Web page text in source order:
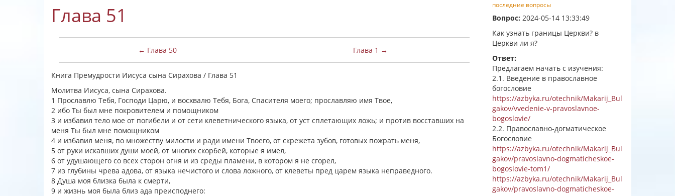
Глава 51
← Глава 50 Глава 1 →
Книга Премудрости Иисуса сына Сирахова / Глава 51
Молитва Иисуса, сына Сирахова.
1 Прославлю Тебя, Господи Царю, и восхвалю Тебя, Бога, Спасителя моего; прославляю имя Твое,
2 ибо Ты был мне покровителем и помощником
3 и избавил тело мое от погибели и от сети клеветнического языка, от уст сплетающих ложь; и против восставших на
меня Ты был мне помощником
4 и избавил меня, по множеству милости и ради имени Твоего, от скрежета зубов, готовых пожрать меня,
5 от руки искавших души моей, от многих скорбей, которые я имел,
6 от удушающего со всех сторон огня и из среды пламени, в котором я не сгорел,
7 из глубины чрева адова, от языка нечистого и слова ложного, от клеветы пред царем языка неправедного.
8 Душа моя близка была к смерти,
9 и жизнь моя была близ ада преисподнего:
последние вопросы
Вопрос: 2024-05-14 13:33:49
Как узнать границы Церкви? в
Церкви ли я?
Ответ:
Предлагаем начать с изучения:
2.1. Введение в православное
богословие
https://azbyka.ru/otechnik/Makarij_Bul
gakov/vvedenie-v-pravoslavnoe-
bogoslovie/
2.2. Православно-догматическое
Богословие
https://azbyka.ru/otechnik/Makarij_Bul
gakov/pravoslavno-dogmaticheskoe-
bogoslovie-tom1/
https://azbyka.ru/otechnik/Makarij_Bul
gakov/pravoslavno-dogmaticheskoe-